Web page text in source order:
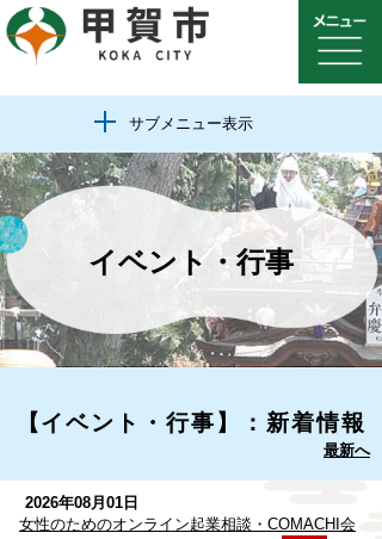
サブメニュー表示
イベント・行事
【イベント・行事】：新着情報
最新へ
2026年08月01日
女性のためのオンライン起業相談・COMACHI会